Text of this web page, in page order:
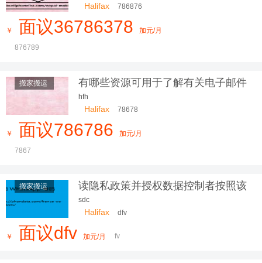
Halifax 786876
￥ 面议36786378 加元/月
876789
搬家搬运
有哪些资源可用于了解有关电子邮件
营销的更多信息？
hfh
Halifax 78678
￥ 面议786786 加元/月
7867
搬家搬运
读隐私政策并授权数据控制者按照该
隐私政
sdc
Halifax dfv
￥ 面议dfv 加元/月 fv